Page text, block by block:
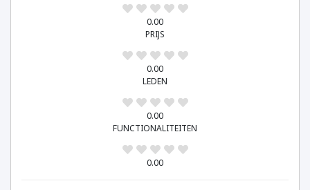
0.00
PRIJS
0.00
LEDEN
0.00
FUNCTIONALITEITEN
0.00